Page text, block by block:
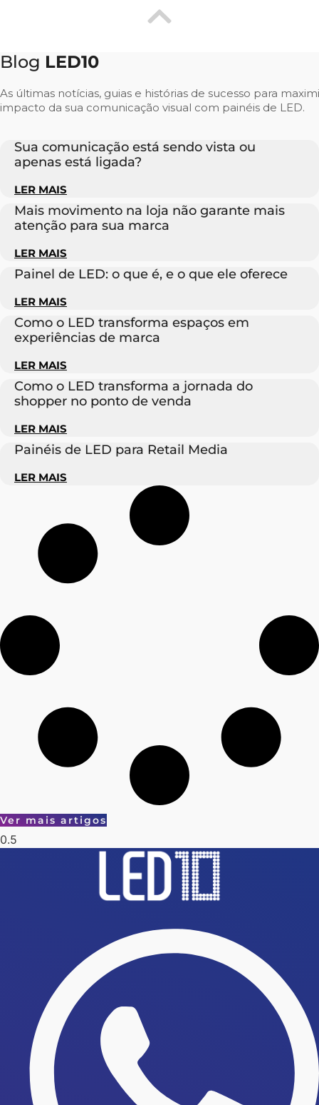
Blog LED10
As últimas notícias, guias e histórias de sucesso para
impacto da sua comunicação visual com painéis de LED.
Sua comunicação está sendo vista ou
apenas está ligada?
LER MAIS
Mais movimento na loja não garante mais
atenção para sua marca
LER MAIS
Painel de LED: o que é, e o que ele oferece
LER MAIS
Como o LED transforma espaços em
experiências de marca
LER MAIS
Como o LED transforma a jornada do
shopper no ponto de venda
LER MAIS
Painéis de LED para Retail Media
LER MAIS
Ver mais artigos